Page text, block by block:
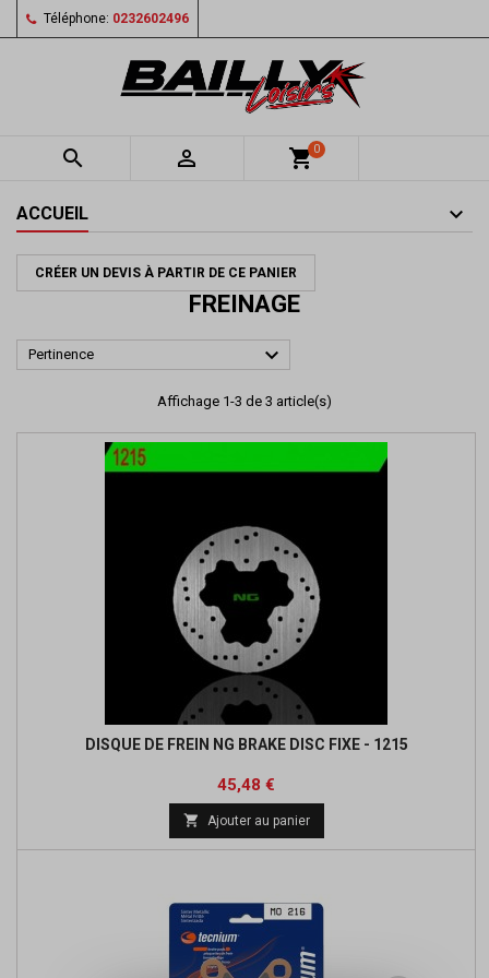
Téléphone: 0232602496
  shopping_cart0
ACCUEIL
CRÉER UN DEVIS À PARTIR DE CE PANIER
FREINAGE
Pertinence 
Affichage 1-3 de 3 article(s)
DISQUE DE FREIN NG BRAKE DISC FIXE - 1215
Prix
45,48 €
base
 Ajouter au panier